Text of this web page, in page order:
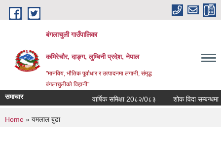
Skip to main content
बंगलाचुली गाउँपालिका
कमिरेचौर, दाङ्ग, लुम्बिनी प्रदेश, नेपाल
"मानविय, भौतिक पूर्वाधार र उत्पादनमा लगानी, संमृद्ध
बंगलाचुलीको विहानी"
समाचार वार्षिक समिक्षा 20८२/0८३ शोक विदा सम्बन्धमा ।
You are here
Home » यमलाल बुढा